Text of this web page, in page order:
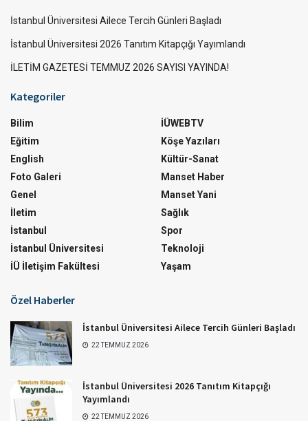
İstanbul Üniversitesi Ailece Tercih Günleri Başladı
İstanbul Üniversitesi 2026 Tanıtım Kitapçığı Yayımlandı
İLETİM GAZETESİ TEMMUZ 2026 SAYISI YAYINDA!
Kategoriler
Bilim
Eğitim
English
Foto Galeri
Genel
İletim
İstanbul
İstanbul Üniversitesi
İÜ İletişim Fakültesi
İÜWEBTV
Köşe Yazıları
Kültür-Sanat
Manset Haber
Manset Yani
Sağlık
Spor
Teknoloji
Yaşam
Özel Haberler
İstanbul Üniversitesi Ailece Tercih Günleri Başladı
22 TEMMUZ 2026
İstanbul Üniversitesi 2026 Tanıtım Kitapçığı
Yayımlandı
22 TEMMUZ 2026